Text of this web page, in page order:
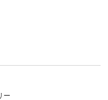
ー